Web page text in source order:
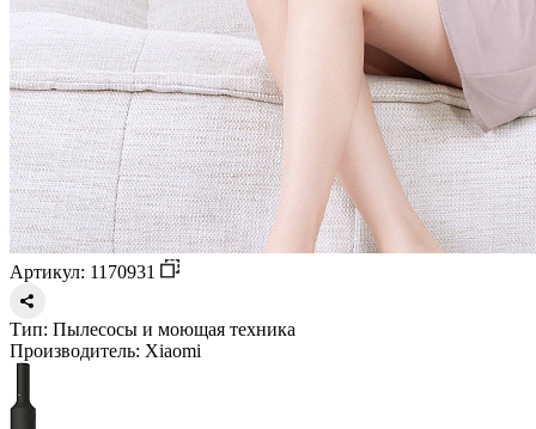
Артикул: 1170931
Тип: Пылесосы и моющая техника
Производитель: Xiaomi